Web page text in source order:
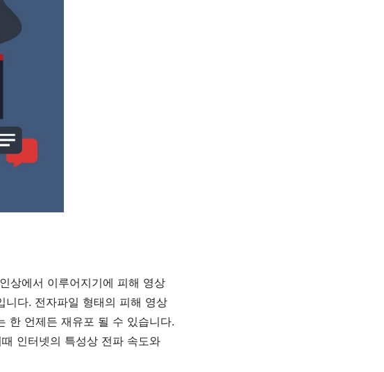
상에서 이루어지기에 피해 영상
니다. 전자파일 형태의 피해 영상
한 언제든 재유포 될 수 있습니다.
때 인터넷의 특성상 전파 속도와